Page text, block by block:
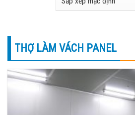
THỢ LÀM VÁCH PANEL